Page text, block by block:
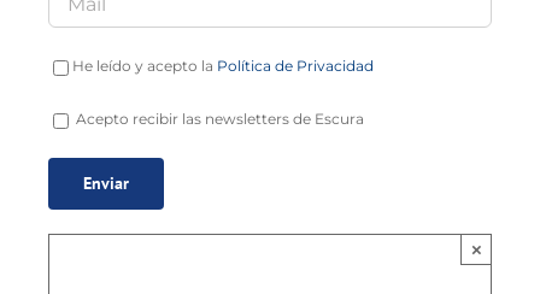
He leído y acepto la Política de Privacidad
Acepto recibir las newsletters de Escura
×